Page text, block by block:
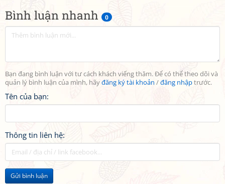
Bình luận nhanh 0
Bạn đang bình luận với tư cách khách viếng thăm. Để có thể theo dõi và
quản lý bình luận của mình, hãyđăng ký tài khoản /đăng nhậptrước.
Tên của bạn:
Thông tin liên hệ:
Gửi bình luận